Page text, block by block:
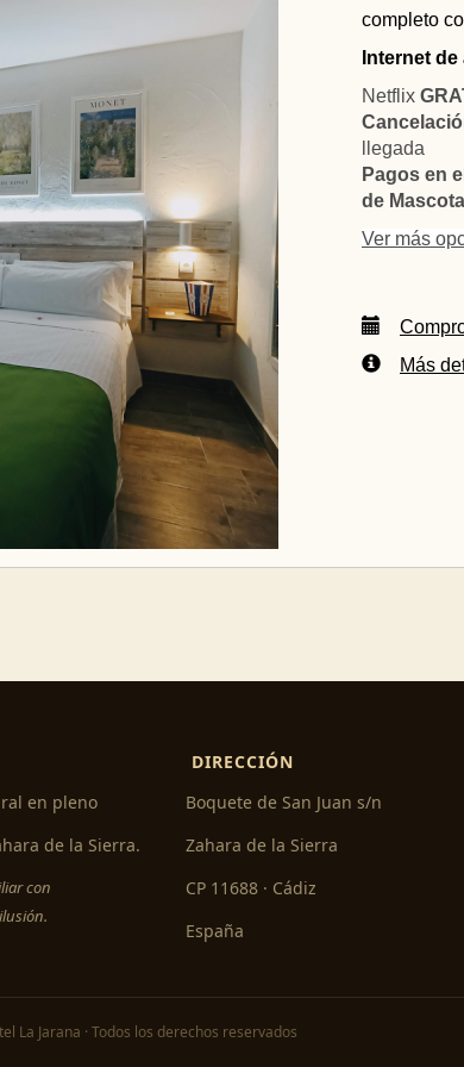
completo
Internet
Netflix
llegada
Pagos en
de
Ver más
Más
en pleno
de la Sierra.
con
DIRECCIÓN
Boquete de San Juan s/n
Zahara de la Sierra
CP 11688 · Cádiz
España
La Jarana · Todos los derechos reservados